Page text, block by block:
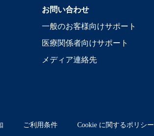
お問い合わせ
一般のお客様向けサポート
医療関係者向けサポート
メディア連絡先
ご利用条件 Cookie に関するポリシー